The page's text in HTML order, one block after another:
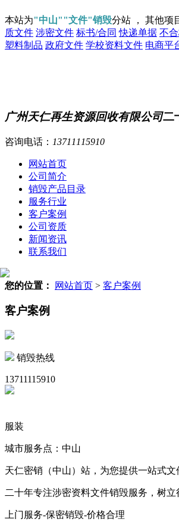
本站为"中山""文件"销毁分站 ， 其他项
质文件 涉密文件 标书/合同 快递单据 不
塑料制品 政府文件 学校资料文件 电商平
广州天仁再生资源回收有限公司二
咨询电话： 13711115910
网站首页
公司简介
销毁产品目录
服务行业
客户案例
公司资质
新闻资讯
联系我们
您的位置： 网站首页 > 客户案例
客户案例
销毁热线
13711115910
服装
城市服务点：中山
天仁密销（中山）站，为您提供一站式文
二十年专注涉密资料文件销毁服务，树
上门服务-保密销毁-价格合理